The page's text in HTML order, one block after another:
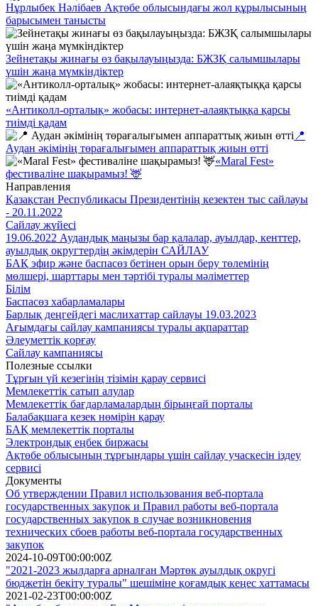
Нұрлыбек Нәлібаев Ақтөбе облысындағы жол құрылысының
барысымен танысты
Зейнетақы жинағы өз бақылауыңызда: БЖЗҚ салымшылары
үшін жаңа мүмкіндіктер
«Антиколл-орталық» жобасы: интернет-алаяқтыққа қарсы
тиімді қадам
📍
Аудан әкімінің төрағалығымен аппараттық жиын өтті
«Maral Fest»
фестиваліне шақырамыз! 🦌
Направления
Қазақстан Республикасы Президентінің кезектен тыс сайлауы
- 20.11.2022
Сайлау жүйесі
19.06.2022 Аудандық маңызы бар қалалар, ауылдар, кенттер,
ауылдық округтердің әкімдерін САЙЛАУ
БАҚ эфир және баспасөз бетінен орын беру төлемінің
мөлшері, шарттары мен тәртібі туралы мәліметтер
Білім
Баспасөз хабарламалары
Барлық деңгейдегі маслихаттар сайлауы 19.03.2023
Ағымдағы сайлау кампаниясы туралы ақпараттар
Әлеуметтік қорғау
Сайлау кампаниясы
Полезные ссылки
Тұрғын үй кезегінің тізімін қарау сервисі
Мемлекеттік сатып алулар
Мемлекеттік бағдарламалардың бірыңғай порталы
Балабақшаға кезек нөмірін қарау
БАҚ мемлекеттік порталы
Электрондық еңбек биржасы
Ақтөбе облысының тұрғындары үшін сайлау учаскесін іздеу
сервисі
Документы
Об утверждении Правил использования веб-портала
государственных закупок и Правил работы веб-портала
государственных закупок в случае возникновения
технических сбоев работы веб-портала государственных
закупок
2024-10-09T00:00:00Z
"2021-2023 жылдарға арналған Мәртөк ауылдық округі
бюджетін бекіту туралы" шешіміне қоғамдық кеңес хаттамасы
2021-02-23T00:00:00Z